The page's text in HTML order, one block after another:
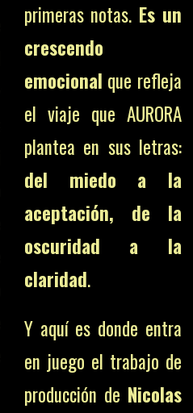
primeras notas. Es un
crescendo
emocional que refleja
el viaje que AURORA
plantea en sus letras:
del miedo a la
aceptación, de la
oscuridad a la
claridad.
Y aquí es donde entra
en juego el trabajo de
producción de Nicolas